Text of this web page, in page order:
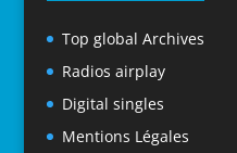
Top global Archives
Radios airplay
Digital singles
Mentions Légales